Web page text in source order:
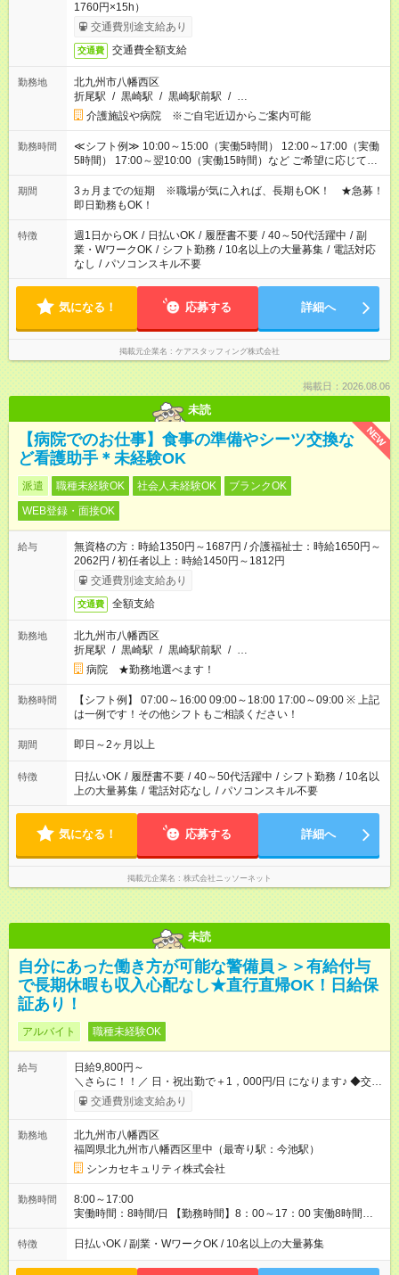
1760円×15h）
交通費別途支給あり
交通費 交通費全額支給
勤務地
北九州市八幡西区
折尾駅 / 黒崎駅 / 黒崎駅前駅 / …
介護施設や病院 ※ご自宅近辺からご案内可能
勤務時間
≪シフト例≫ 10:00～15:00（実働5時間） 12:00～17:00（実働
5時間） 17:00～翌10:00（実働15時間）など ご希望に応じて、
働く時間は調整できます！ お気軽に担当へ相談ください！
期間
3ヵ月までの短期 ※職場が気に入れば、長期もOK！ ★急募！
即日勤務もOK！
特徴 週1日からOK / 日払いOK / 履歴書不要 / 40～50代活躍中 / 副
業・WワークOK / シフト勤務 / 10名以上の大量募集 / 電話対応
なし / パソコンスキル不要
気になる！ 応募する 詳細へ
掲載元企業名 ケアスタッフィング株式会社
掲載日：2026.08.06
未読
NEW
【病院でのお仕事】食事の準備やシーツ交換な
ど看護助手＊未経験OK
派遣 職種未経験OK 社会人未経験OK
ブランクOK
WEB登録・面接OK
給与
無資格の方：時給1350円～1687円 / 介護福祉士：時給1650円～
2062円 / 初任者以上：時給1450円～1812円
交通費別途支給あり
交通費 全額支給
勤務地
北九州市八幡西区
折尾駅 / 黒崎駅 / 黒崎駅前駅 / …
病院 ★勤務地選べます！
勤務時間
【シフト例】 07:00～16:00 09:00～18:00 17:00～09:00 ※ 上記
は一例です！その他シフトもご相談ください！
期間 即日～2ヶ月以上
特徴 日払いOK / 履歴書不要 / 40～50代活躍中 / シフト勤務 / 10名以
上の大量募集 / 電話対応なし / パソコンスキル不要
気になる！ 応募する 詳細へ
掲載元企業名 株式会社ニッソーネット
未読
自分にあった働き方が可能な警備員＞＞有給付与
で長期休暇も収入心配なし★直行直帰OK！日給保
証あり！
アルバイト 職種未経験OK
給与
日給9,800円～
＼さらに！！／ 日・祝出勤で＋1，000円/日 になります♪ ◆交通
費支給あり ※規定あり ◆賞与あり ※規定あり ◆資格手当あり
◆最大15万円の定着支援制度あり ◆面接交通費3000円支給 ◆精
を除く ◆ファミリーサポートあり ┗障害をもつ子を育てる社員に
月1万円 ◆チャイルドサポートプランあり ┗自身/妻が不妊治療を
している社員に対し、 特別休暇と治療費の補助 【試用期間】
試用期間あり 試用期間の長さ：3ヶ月 雇用形態、給与は本採用
時と同じです。
交通費別途支給あり
勤務地
北九州市八幡西区
福岡県北九州市八幡西区里中（最寄り駅：今池駅）
シンカセキュリティ株式会社
勤務時間
8:00～17:00
実働時間：8時間/日 【勤務時間】8：00～17：00 実働8時間／
休憩1時間 ☆週5日勤務！ ☆残業少なめ（月平均1～5時間） 3か
月以内の短期間勤務もOK★ ＊週4日以上働ける方のみ
特徴 日払いOK / 副業・WワークOK / 10名以上の大量募集